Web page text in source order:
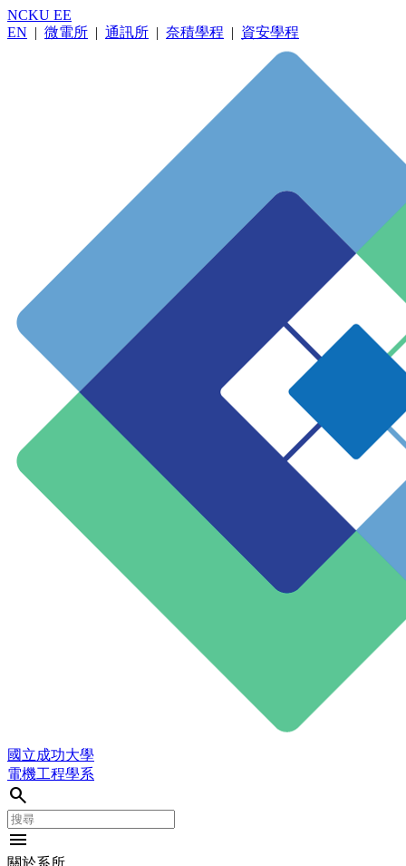
NCKU EE
EN | 微電所 | 通訊所 | 奈積學程 | 資安學程
國立成功大學
電機工程學系
search
menu
關於系所